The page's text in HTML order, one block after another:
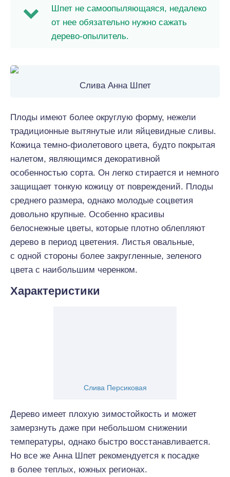
Шпет не самоопыляющаяся, недалеко
от нее обязательно нужно сажать
дерево-опылитель.
Слива Анна Шпет
Плоды имеют более округлую форму, нежели
традиционные вытянутые или яйцевидные сливы.
Кожица темно-фиолетового цвета, будто покрытая
налетом, являющимся декоративной
особенностью сорта. Он легко стирается и немного
защищает тонкую кожицу от повреждений. Плоды
среднего размера, однако молодые соцветия
довольно крупные. Особенно красивы
белоснежные цветы, которые плотно облепляют
дерево в период цветения. Листья овальные,
с одной стороны более закругленные, зеленого
цвета с наибольшим черенком.
Характеристики
Слива Персиковая
Дерево имеет плохую зимостойкость и может
замерзнуть даже при небольшом снижении
температуры, однако быстро восстанавливается.
Но все же Анна Шпет рекомендуется к посадке
в более теплых, южных регионах.